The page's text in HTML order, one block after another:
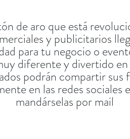
de aro que está
y publicitarios
para tu negocio o
diferente y divertido
podrán compartir sus
en las redes sociales
mandárselas por mail